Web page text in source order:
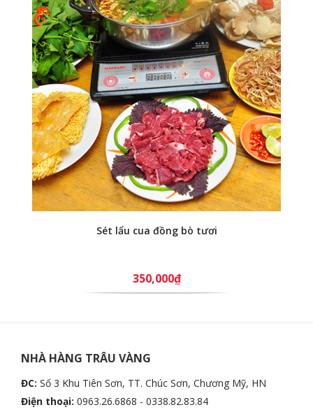
Sét lẩu cua đồng bò tươi
350,000₫
NHÀ HÀNG TRÂU VÀNG
ĐC: Số 3 Khu Tiên Sơn, TT. Chúc Sơn, Chương Mỹ, HN
Điện thoại: 0963.26.6868 - 0338.82.83.84